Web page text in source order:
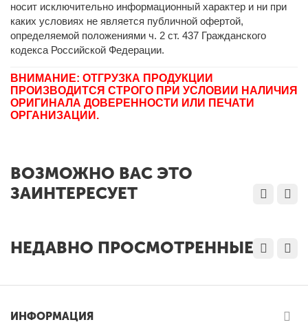
носит исключительно информационный характер и ни при
каких условиях не является публичной офертой,
определяемой положениями ч. 2 ст. 437 Гражданского
кодекса Российской Федерации.
ВНИМАНИЕ: ОТГРУЗКА ПРОДУКЦИИ
ПРОИЗВОДИТСЯ СТРОГО ПРИ УСЛОВИИ НАЛИЧИЯ
ОРИГИНАЛА ДОВЕРЕННОСТИ ИЛИ ПЕЧАТИ
ОРГАНИЗАЦИИ.
ВОЗМОЖНО ВАС ЭТО
ЗАИНТЕРЕСУЕТ
НЕДАВНО ПРОСМОТРЕННЫЕ
ИНФОРМАЦИЯ